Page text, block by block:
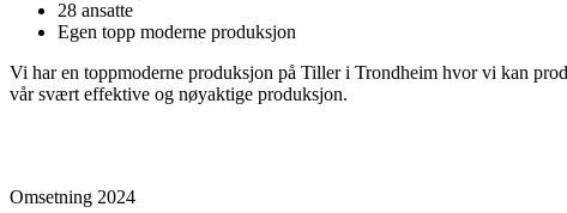
28 ansatte
Egen topp moderne produksjon
Vi har en toppmoderne produksjon på Tiller i Trondheim hvor vi kan
vår svært effektive og nøyaktige produksjon.
Omsetning 2024